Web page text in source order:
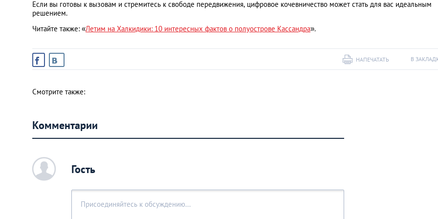
Если вы готовы к вызовам и стремитесь к свободе передвижения, цифровое кочевничество может стать для вас идеальным
решением.
Читайте также: «Летим на Халкидики: 10 интересных фактов о полуострове Кассандра».
В
НАПЕЧАТАТЬ
Смотрите также:
Комментарии
c Гость